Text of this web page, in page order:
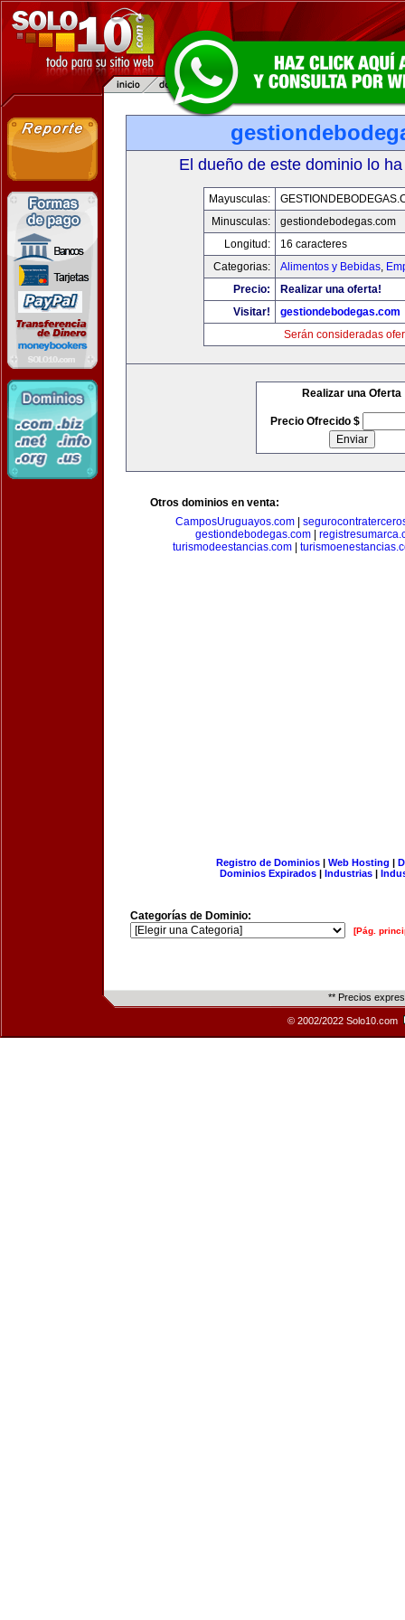
El dueño de este dominio lo
Mayusculas:
Minusculas:
gestiondebodegas.com
Longitud:
16 caracteres
Categorias:
Alimentos y Bebidas,
Precio:
Realizar una oferta!
Visitar!
gestiondebodegas.com
Serán consideradas
Realizar una Oferta
Precio Ofrecido $
Otros dominios en venta:
CamposUruguayos.com|
gestiondebodegas.com|
turismodeestancias.com
Registro de Dominios| Web Hosting |
Dominios Expirados | Industrias |
Categorías de Dominio:
[Pág.
** Precios
© 2002/2022 Solo10.com